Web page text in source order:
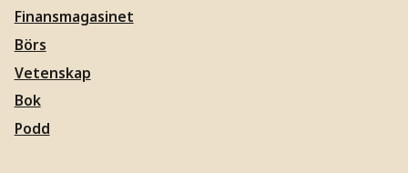
Finansmagasinet
Börs
Vetenskap
Bok
Podd